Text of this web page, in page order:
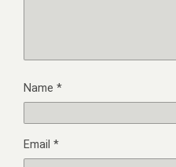
Name *
Email *